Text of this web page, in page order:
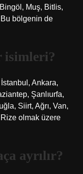
Muş, Bitlis,
Bu bölgenin de
isimleri?
Ankara,
Şanlıurfa,
Siirt, Ağrı, Van,
olmak üzere
ayrılır?